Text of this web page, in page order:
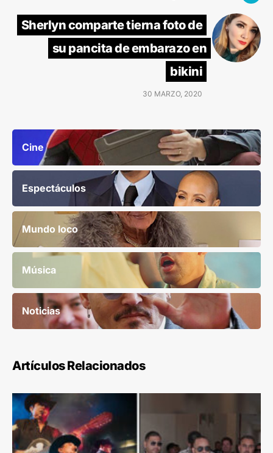
Sherlyn comparte tierna foto de
su pancita de embarazo en
bikini
30 MARZO, 2020
Cine
Espectáculos
Mundo loco
Música
Noticias
Artículos Relacionados